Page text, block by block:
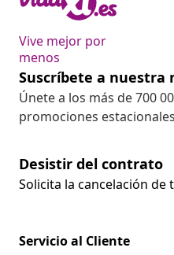
Vive mejor por
menos
Suscríbete a nuestra
Únete a los más de 700
promociones
Desistir del contrato
Solicita la cancelación de
Servicio al Cliente